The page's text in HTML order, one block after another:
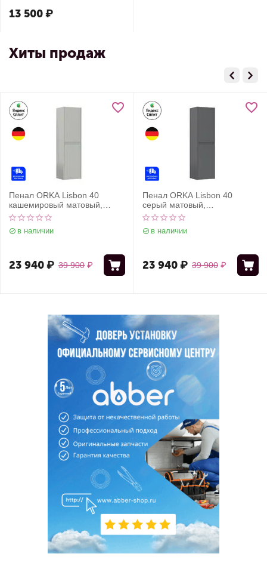
13 500₽
Хиты продаж
Пенал ORKA Lisbon 40
кашемировый матовый,
универсальный
в наличии
39 900 ₽
23 940₽
Пенал ORKA Lisbon 40
серый матовый,
универсальный
в наличии
39 900 ₽
23 940₽